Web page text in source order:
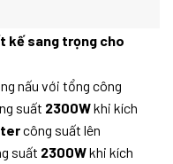
kế sang trọng cho
nấu với tổng công
suất 2300Wkhi kích
công suất lên
suất 2300Wkhi kích